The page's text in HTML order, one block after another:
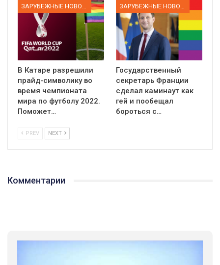
ЗАРУБЕЖНЫЕ НОВОСТИ
В Катаре разрешили
прайд-символику во
время чемпионата
мира по футболу 2022.
Поможет…
ЗАРУБЕЖНЫЕ НОВОСТИ
Государственный
секретарь Франции
сделал каминаут как
гей и пообещал
бороться с…
PREV NEXT
Комментарии